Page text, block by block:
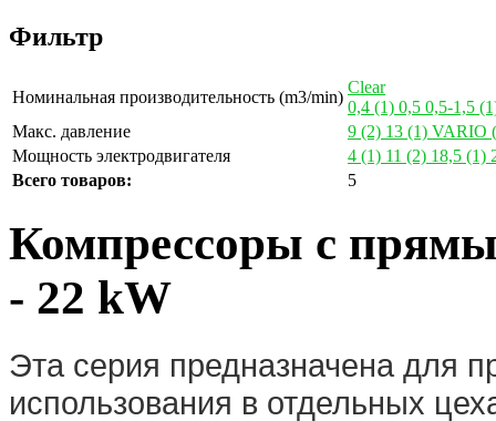
Фильтр
Номинальная производительность (m3/min)
Clear
0,4 (1) 0,5 0,5-1,5
Макс. давление
9 (2) 13 (1) VARIO
Мощность электродвигателя
4 (1) 11 (2) 18,5 (1)
Всего товаров:
5
Компрессоры с
- 22 kW
Эта серия предназначена для
использования в отдельных